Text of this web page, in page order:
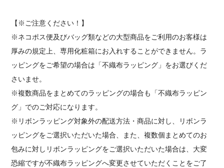
【※ご注意ください！】
※ネコポス便及びバッグ類などの大型商品をご利用のお客様は
厚みの規定上、専用化粧箱にお入れすることができません。ラ
ッピングをご希望の場合は「不織布ラッピング」をお選びくだ
さいませ。
※複数商品をまとめてのラッピングの場合も「不織布ラッピン
グ」でのご対応になります。
※リボンラッピング対象外の配送方法・商品に対し、リボンラ
ッピングをご選択いただいた場合、また、複数個まとめてのお
包みに対しリボンラッピングをご選択いただいた場合は、大変
恐縮ですが不織布ラッピングへ変更させていただくことをご了